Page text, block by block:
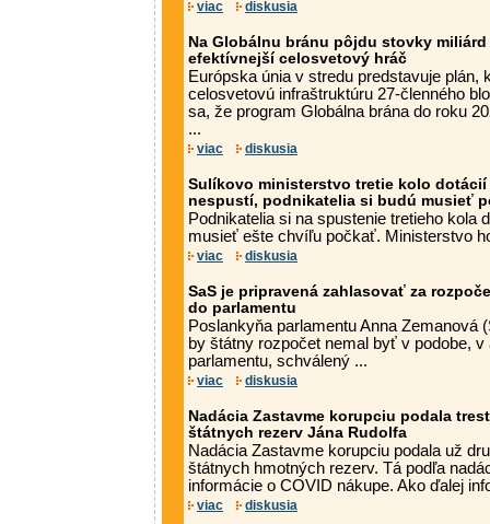
viac diskusia
Na Globálnu bránu pôjdu stovky
efektívnejší celosvetový hráč
Európska únia v stredu predstavuje plán,
celosvetovú infraštruktúru 27-členného
sa, že program Globálna brána do roku
...
viac diskusia
Sulíkovo ministerstvo tretie kolo dotácií
nespustí, podnikatelia si budú musieť
Podnikatelia si na spustenie tretieho kola
musieť ešte chvíľu počkať. Ministerstvo
viac diskusia
SaS je pripravená zahlasovať za
do parlamentu
Poslankyňa parlamentu Anna Zemanová
by štátny rozpočet nemal byť v podobe, v
parlamentu, schválený ...
viac diskusia
Nadácia Zastavme korupciu podala
štátnych rezerv Jána Rudolfa
Nadácia Zastavme korupciu podala už
štátnych hmotných rezerv. Tá podľa
informácie o COVID nákupe. Ako ďalej
viac diskusia